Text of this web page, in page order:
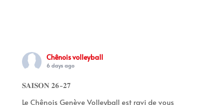
Chênois volleyball
6 days ago
𝐒𝐀𝐈𝐒𝐎𝐍 𝟐𝟔-𝟐𝟕
Le Chênois Genève Volleyball est ravi de vous